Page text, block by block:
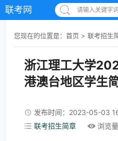
联考网 请输入关键字词
您现在的位置是： 首页 > 联考招生
浙江理工大学
港澳台地区学生
发布时间：2023-05-03
联考招生简章
浏览量